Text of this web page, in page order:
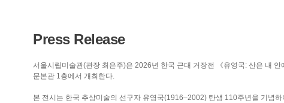
Press Release
서울시립미술관(관장 최은주)은 2026년 한국 근대 거장전 《유영국: 산은 내
문본관 1층에서 개최한다.
본 전시는 한국 추상미술의 선구자 유영국(1916–2002) 탄생 110주년을 기념